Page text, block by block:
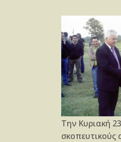
Την Κυριακή
σκοπευτικούς